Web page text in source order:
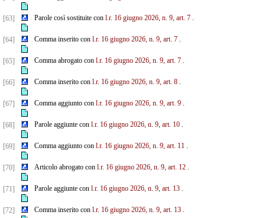
[63] Parole così sostituite con l.r. 16 giugno 2026, n. 9, art. 7.
[64] Comma inserito con l.r. 16 giugno 2026, n. 9, art. 7.
[65] Comma abrogato con l.r. 16 giugno 2026, n. 9, art. 7.
[66] Comma inserito con l.r. 16 giugno 2026, n. 9, art. 8.
[67] Comma aggiunto con l.r. 16 giugno 2026, n. 9, art. 9.
[68] Parole aggiunte con l.r. 16 giugno 2026, n. 9, art. 10.
[69] Comma aggiunto con l.r. 16 giugno 2026, n. 9, art. 11.
[70] Articolo abrogato con l.r. 16 giugno 2026, n. 9, art. 12.
[71] Parole aggiunte con l.r. 16 giugno 2026, n. 9, art. 13.
[72] Comma inserito con l.r. 16 giugno 2026, n. 9, art. 13.